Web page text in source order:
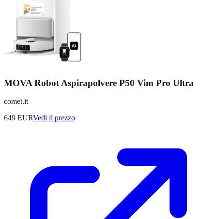
MOVA Robot Aspirapolvere P50 Vim Pro Ultra
comet.it
649 EURVedi il prezzo